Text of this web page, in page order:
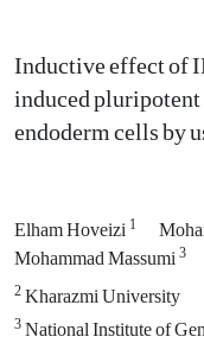
Inductive effect of
induced
endoderm cells by
Elham Hoveizi1
Mohammad Massumi3
2Kharazmi University
3National Institute of